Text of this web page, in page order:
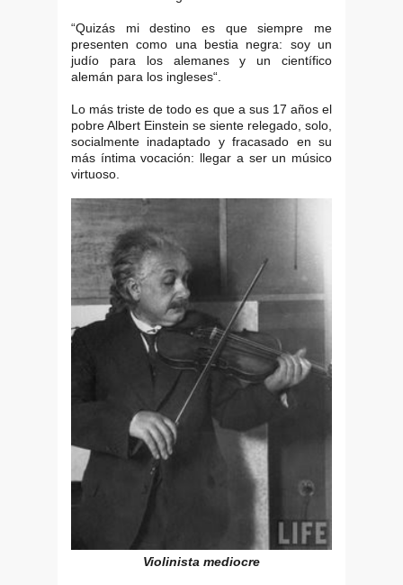
“Quizás mi destino es que siempre me
presenten como una bestia negra: soy un
judío para los alemanes y un científico
alemán para los ingleses“.
Lo más triste de todo es que a sus 17 años el
pobre Albert Einstein se siente relegado, solo,
socialmente inadaptado y fracasado en su
más íntima vocación: llegar a ser un músico
virtuoso.
Violinista mediocre